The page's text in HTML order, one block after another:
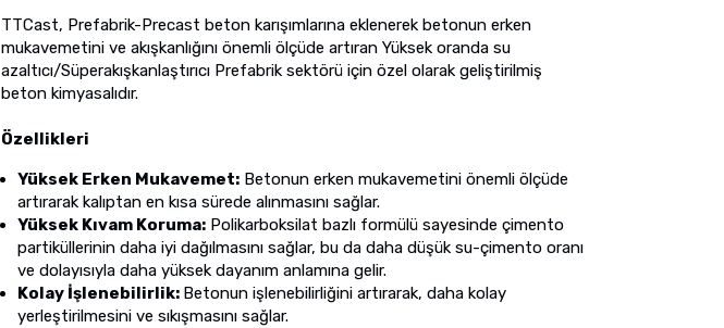
TTCast, Prefabrik-Precast beton karışımlarına eklenerek betonun erken
mukavemetini ve akışkanlığını önemli ölçüde artıran Yüksek oranda su
azaltıcı/Süperakışkanlaştırıcı Prefabrik sektörü için özel olarak geliştirilmiş
beton kimyasalıdır.
Özellikleri
Yüksek Erken Mukavemet: Betonun erken mukavemetini önemli ölçüde
artırarak kalıptan en kısa sürede alınmasını sağlar.
Yüksek Kıvam Koruma: Polikarboksilat bazlı formülü sayesinde çimento
partiküllerinin daha iyi dağılmasını sağlar, bu da daha düşük su-çimento oranı
ve dolayısıyla daha yüksek dayanım anlamına gelir.
Kolay İşlenebilirlik: Betonun işlenebilirliğini artırarak, daha kolay
yerleştirilmesini ve sıkışmasını sağlar.